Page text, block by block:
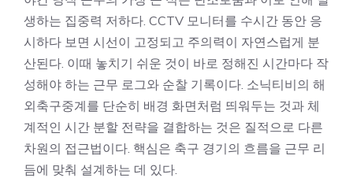
생하는 집중력 저하다. CCTV 모니터를 수시간 동안 응
시하다 보면 시선이 고정되고 주의력이 자연스럽게 분
산된다. 이때 놓치기 쉬운 것이 바로 정해진 시간마다 작
성해야 하는 근무 로그와 순찰 기록이다. 소닉티비의 해
외축구중계를 단순히 배경 화면처럼 띄워두는 것과 체
계적인 시간 분할 전략을 결합하는 것은 질적으로 다른
차원의 접근법이다. 핵심은 축구 경기의 흐름을 근무 리
듬에 맞춰 설계하는 데 있다.